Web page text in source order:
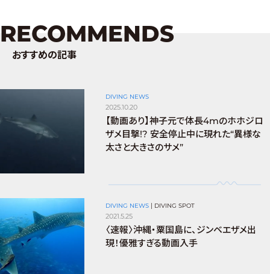
RECOMMENDS
おすすめの記事
DIVING NEWS
2025.10.20
【動画あり】神子元で体長4mのホホジロ
ザメ目撃!? 安全停止中に現れた“異様な
太さと大きさのサメ”
DIVING NEWS | DIVING SPOT
2021.5.25
〈速報〉沖縄・粟国島に、ジンベエザメ出
現！優雅すぎる動画入手